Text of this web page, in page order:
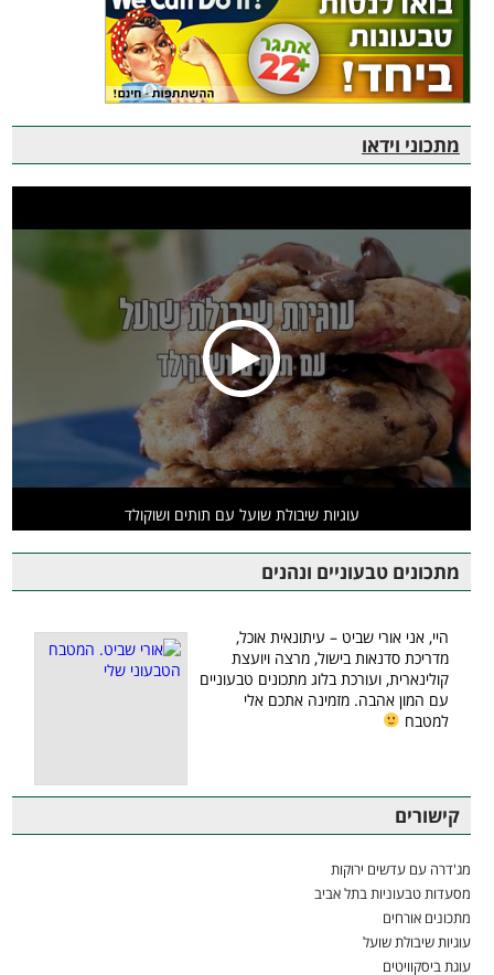
מתכוני וידאו
עוגיות שיבולת שועל עם תותים ושוקולד
מתכונים טבעוניים ונהנים
היי, אני אורי שביט – עיתונאית אוכל,
מדריכת סדנאות בישול, מרצה ויועצת
קולינארית, ועורכת בלוג מתכונים טבעוניים
עם המון אהבה. מזמינה אתכם אלי
למטבח
קישורים
מג'דרה עם עדשים ירוקות
מסעדות טבעוניות בתל אביב
מתכונים אורחים
עוגיות שיבולת שועל
עוגת ביסקוויטים